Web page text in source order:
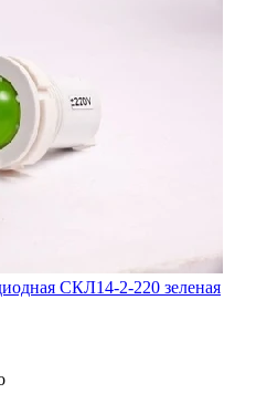
СКЛ14-2-220 зеленая